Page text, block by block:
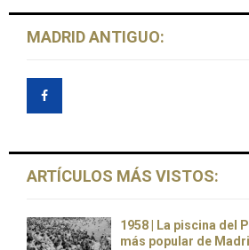
MADRID ANTIGUO:
ARTÍCULOS MÁS VISTOS:
1958 | La piscina del
más popular de